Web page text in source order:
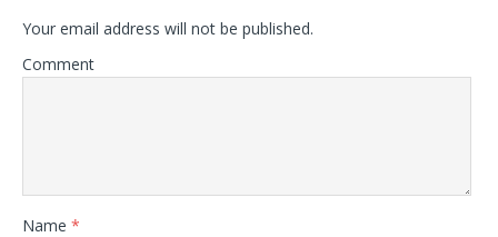
Your email address will not be published.
Comment
Name *